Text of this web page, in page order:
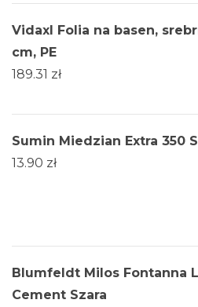
Vidaxl Folia na basen,
cm, PE
189.31 zł
Sumin Miedzian Extra 350
13.90 zł
Blumfeldt Milos Fontanna
Cement Szara